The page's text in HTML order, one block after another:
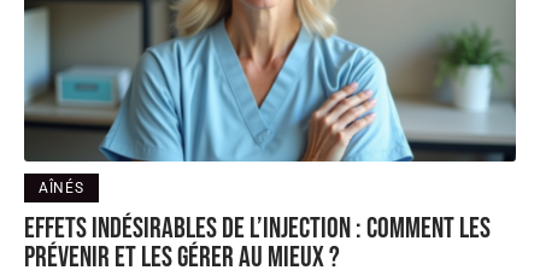
AÎNÉS
Effets indésirables de l’injection : comment les
prévenir et les gérer au mieux ?